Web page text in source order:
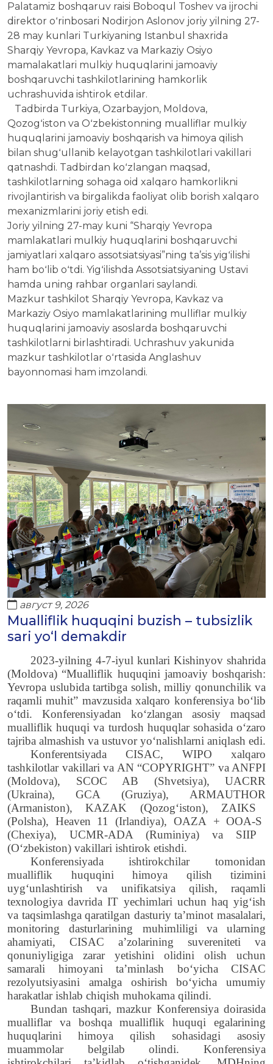
Palatamiz boshqaruv raisi Boboqul Toshev va ijrochi
direktor oʻrinbosari Nodirjon Aslonov joriy yilning 27-
28 may kunlari Turkiyaning Istanbul shaxrida
Sharqiy Yevropa, Kavkaz va Markaziy Osiyo
mamalakatlari mulkiy huquqlarini jamoaviy
boshqaruvchi tashkilotlarining hamkorlik
uchrashuvida ishtirok etdilar.
Tadbirda Turkiya, Ozarbayjon, Moldova,
Qozogʻiston va Oʻzbekistonning mualliflar mulkiy
huquqlarini jamoaviy boshqarish va himoya qilish
bilan shugʻullanib kelayotgan tashkilotlari vakillari
qatnashdi. Tadbirdan koʻzlangan maqsad,
tashkilotlarning sohaga oid xalqaro hamkorlikni
rivojlantirish va birgalikda faoliyat olib borish xalqaro
mexanizmlarini joriy etish edi.
Joriy yilning 27-may kuni “Sharqiy Yevropa
mamlakatlari mulkiy huquqlarini boshqaruvchi
jamiyatlari xalqaro assotsiatsiyasi”ning ta’sis yigʻilishi
ham boʻlib oʻtdi. Yigʻilishda Assotsiatsiyaning Ustavi
hamda uning rahbar organlari saylandi.
Mazkur tashkilot Sharqiy Yevropa, Kavkaz va
Markaziy Osiyo mamlakatlarining mulliflar mulkiy
huquqlarini jamoaviy asoslarda boshqaruvchi
tashkilotlarni birlashtiradi. Uchrashuv yakunida
mazkur tashkilotlar oʻrtasida Anglashuv
bayonnomasi ham imzolandi.
август 9, 2026
Mualliflik huquqini buzish – tubsizlik
sari yo‘l demakdir
2023-yilning 4-7-iyul kunlari Kishinyov shahrida
(Moldova) “Mualliflik huquqini jamoaviy boshqarish:
Yevropa uslubida tartibga solish, milliy qonunchilik va
raqamli muhit” mavzusida xalqaro konferensiya bo‘lib
o‘tdi. Konferensiyadan ko‘zlangan asosiy maqsad
mualliflik huquqi va turdosh huquqlar sohasida o‘zaro
tajriba almashish va ustuvor yo‘nalishlarni aniqlash edi.
Konferentsiyada CISAC, WIPO xalqaro
tashkilotlar vakillari va AN “COPYRIGHT” va ANFPI
(Moldova), SCOC AB (Shvetsiya), UACRR
(Ukraina), GCA (Gruziya), ARMAUTHOR
(Armaniston),KAZAK (Qozog‘iston), ZAIKS
(Polsha), Heaven 11 (Irlandiya), OAZA +OOA-S
(Chexiya), UCMR-ADA (Ruminiya) va
SIIP
(O‘zbekiston) vakillari ishtirok etishdi.
Konferensiyadaishtirokchilar
tomonidan
mualliflik huquqini himoya qilish tizimini
uyg‘unlashtirish va unifikatsiya qilish, raqamli
texnologiya davridaIT yechimlari uchun haq yig‘ish
va taqsimlashga qaratilgan dasturiy ta’minot masalalari,
monitoring dasturlarining
muhimliligi va ularning
ahamiyati, CISAC aʼzolarining suvereniteti va
qonuniyligiga zararyetishini olidini olish uchun
samarali himoyani taʼminlash boʻyicha CISAC
rezolyutsiyasini amalga oshirish boʻyicha umumiy
harakatlar ishlab chiqish muhokama qilindi.
Bundan tashqari,mazkur Konferensiya doirasida
mualliflar
va boshqa mualliflik huquqi
egalarining
huquqlarini
himoya qilish sohasidagi
asosiy
muammolar
belgilab olindi.Konferensiya